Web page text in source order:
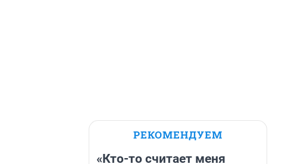
РЕКОМЕНДУЕМ
«Кто-то считает меня